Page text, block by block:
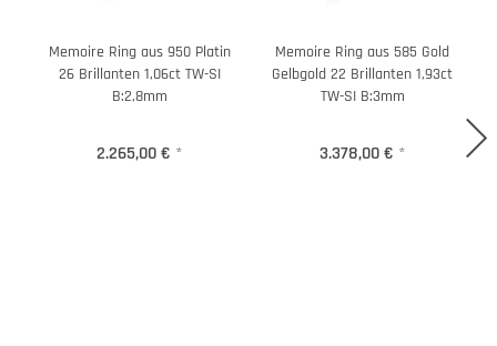
Memoire Ring aus 950 Platin
26 Brillanten 1,06ct TW-SI
B:2,8mm
2.265,00 € *
Memoire Ring aus 585 Gold
Gelbgold 22 Brillanten 1,93ct
TW-SI B:3mm
3.378,00 € *